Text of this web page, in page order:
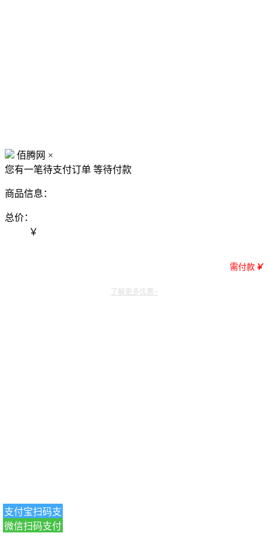
佰腾网 ×
您有一笔待支付订单 等待付款
商品信息：
总价：
￥
需付款 ￥
支付宝扫码支
付
微信扫码支付
了解更多优惠~